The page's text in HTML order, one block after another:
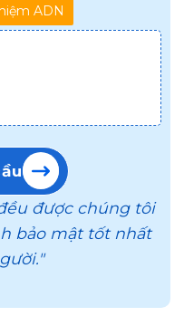
ADN
được chúng tôi
bảo mật tốt nhất